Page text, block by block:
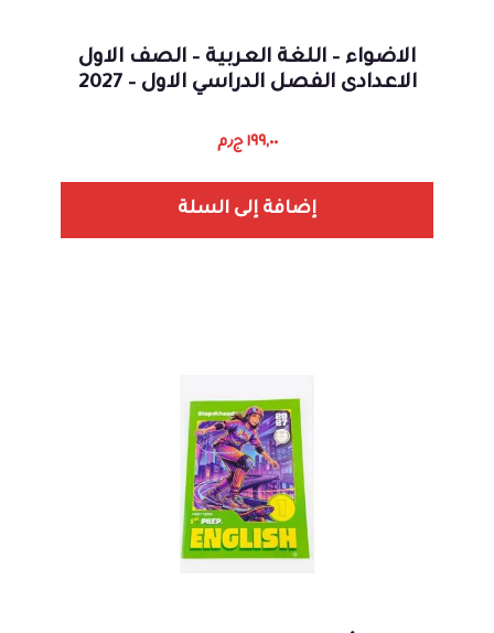
الاضواء – اللغة العربية – الصف الاول
الاعدادى الفصل الدراسي الاول – 2027
١٩٩,٠٠ ج٫م
إضافة إلى السلة